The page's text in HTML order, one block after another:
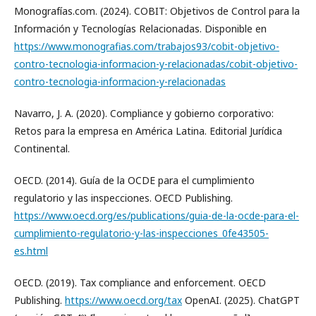
Monografías.com. (2024). COBIT: Objetivos de Control para la
Información y Tecnologías Relacionadas. Disponible en
https://www.monografias.com/trabajos93/cobit-objetivo-
contro-tecnologia-informacion-y-relacionadas/cobit-objetivo-
contro-tecnologia-informacion-y-relacionadas
Navarro, J. A. (2020). Compliance y gobierno corporativo:
Retos para la empresa en América Latina. Editorial Jurídica
Continental.
OECD. (2014). Guía de la OCDE para el cumplimiento
regulatorio y las inspecciones. OECD Publishing.
https://www.oecd.org/es/publications/guia-de-la-ocde-para-el-
cumplimiento-regulatorio-y-las-inspecciones_0fe43505-
es.html
OECD. (2019). Tax compliance and enforcement. OECD
Publishing. https://www.oecd.org/tax OpenAI. (2025). ChatGPT